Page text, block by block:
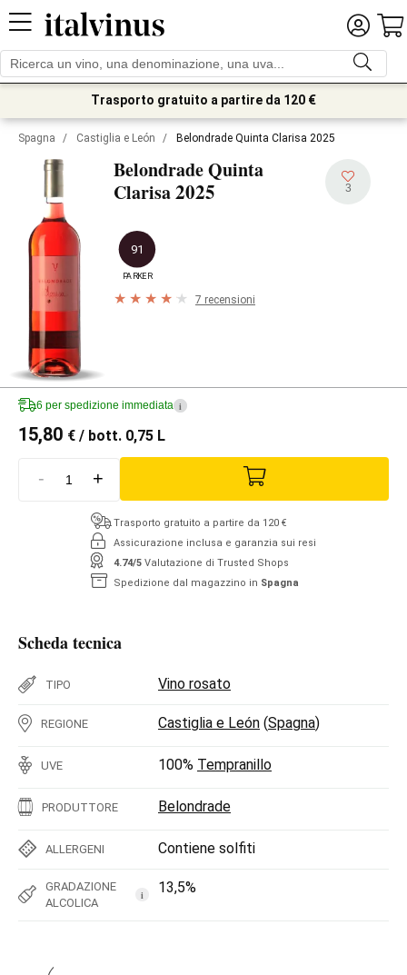
Trasporto gratuito a partire da 120 €
Spagna / Castiglia e León / Belondrade Quinta Clarisa 2025
Belondrade Quinta
Clarisa2025 3
91
PARKER
7 recensioni
6 per spedizione immediata i
15,80 € / bott. 0,75 L
- +
Trasporto gratuito a partire da 120 €
Assicurazione inclusa e garanzia sui resi
4.74/5 Valutazione di Trusted Shops
Spedizione dal magazzino in Spagna
Scheda tecnica
TIPO Vino rosato
REGIONE Castiglia e León (Spagna)
UVE 100% Tempranillo
PRODUTTORE Belondrade
ALLERGENI Contiene solfiti
GRADAZIONE
ALCOLICA
i 13,5%